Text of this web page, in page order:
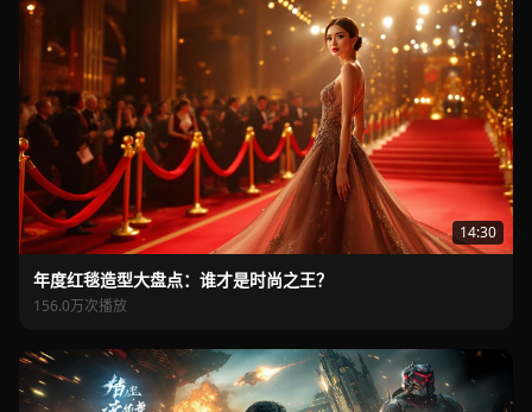
14:30
年度红毯造型大盘点：谁才是时尚之王？
156.0万次播放